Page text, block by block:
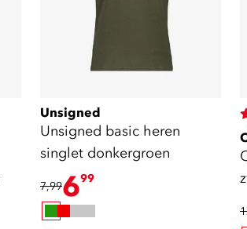
Unsigned
Unsigned basic heren
singlet donkergroen
7,99699